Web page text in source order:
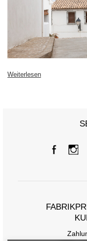
Weiterlesen